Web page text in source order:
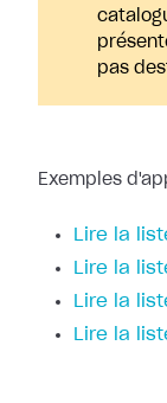
pas
Exemples
Lire la
Lire la
Lire la
Lire la